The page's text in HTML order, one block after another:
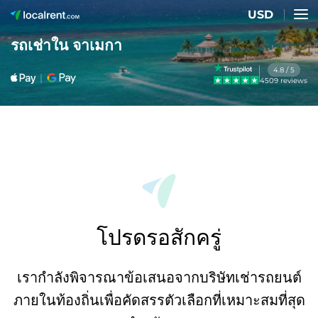
USD
รถเช่าใน จาเมกา
4.8 / 5
4509 reviews
โปรดรอสักครู่
เรากำลังพิจารณาข้อเสนอจากบริษัทเช่ารถยนต์
ภายในท้องถิ่นเพื่อคัดสรรตัวเลือกที่เหมาะสมที่สุด